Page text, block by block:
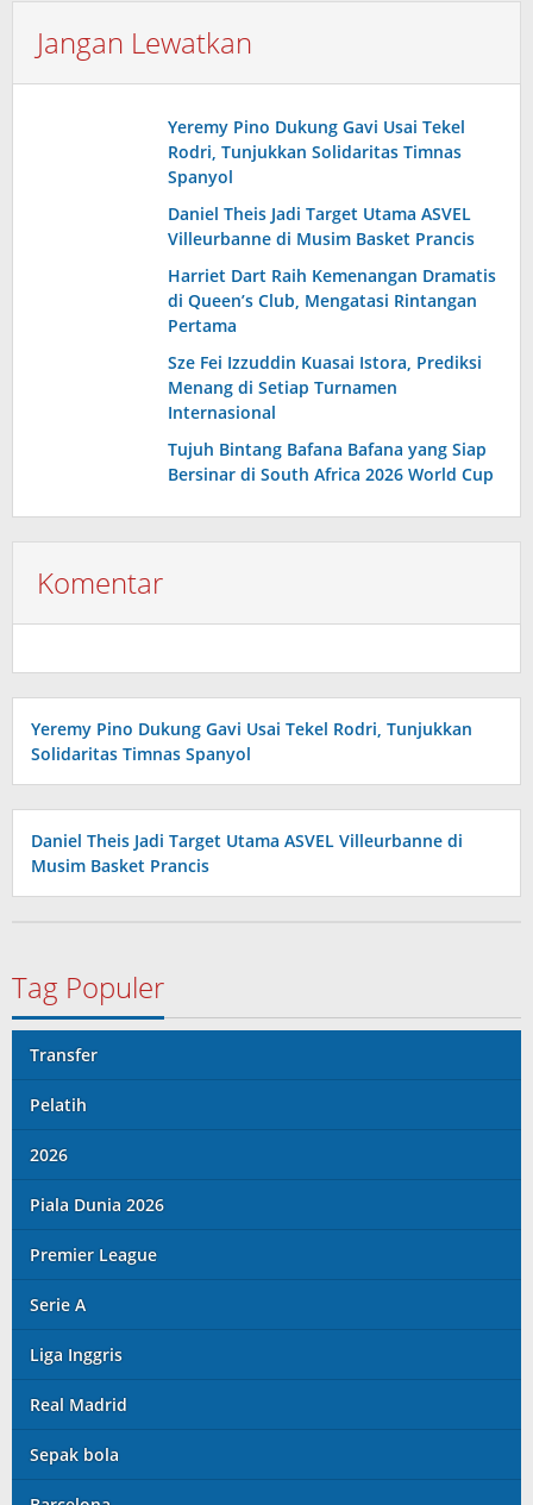
Jangan Lewatkan
Yeremy Pino Dukung Gavi Usai Tekel
Rodri, Tunjukkan Solidaritas Timnas
Spanyol
Daniel Theis Jadi Target Utama ASVEL
Villeurbanne di Musim Basket Prancis
Harriet Dart Raih Kemenangan Dramatis
di Queen’s Club, Mengatasi Rintangan
Pertama
Sze Fei Izzuddin Kuasai Istora, Prediksi
Menang di Setiap Turnamen
Internasional
Tujuh Bintang Bafana Bafana yang Siap
Bersinar di South Africa 2026 World Cup
Komentar
Yeremy Pino Dukung Gavi Usai Tekel Rodri, Tunjukkan
Solidaritas Timnas Spanyol
Daniel Theis Jadi Target Utama ASVEL Villeurbanne di
Musim Basket Prancis
Tag Populer
Transfer
Pelatih
2026
Piala Dunia 2026
Premier League
Serie A
Liga Inggris
Real Madrid
Sepak bola